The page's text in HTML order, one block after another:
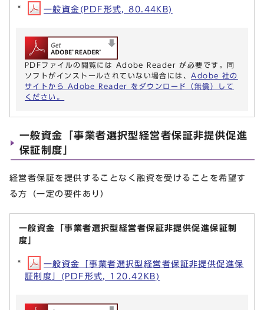
一般資金(PDF形式, 80.44KB)
PDFファイルの閲覧には Adobe Reader が必要です。同
ソフトがインストールされていない場合には、 Adobe 社の
サイトから Adobe Reader をダウンロード（無償）して
ください。
一般資金「事業者選択型経営者保証非提供促進
保証制度」
経営者保証を提供することなく融資を受けることを希望す
る方（一定の要件あり）
一般資金「事業者選択型経営者保証非提供促進保証制
度」
一般資金「事業者選択型経営者保証非提供促進保
証制度」(PDF形式, 120.42KB)